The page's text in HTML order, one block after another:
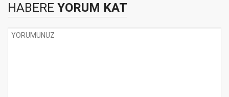
HABERE YORUM KAT